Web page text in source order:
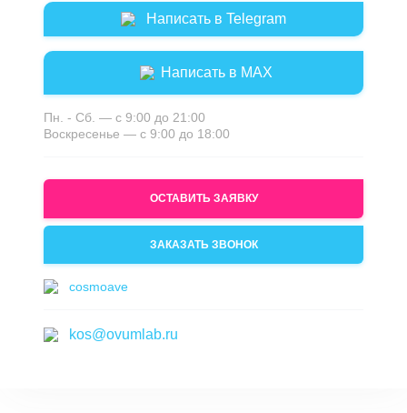
Написать в Telegram
Написать в MAX
Пн. - Сб. — с 9:00 до 21:00
Воскресенье — с 9:00 до 18:00
ОСТАВИТЬ ЗАЯВКУ
ЗАКАЗАТЬ ЗВОНОК
cosmoave
kos@ovumlab.ru